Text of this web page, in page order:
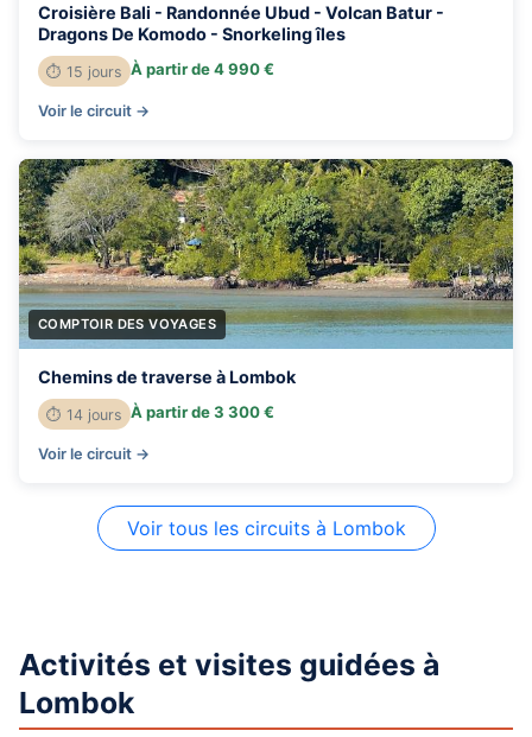
Croisière Bali - Randonnée Ubud - Volcan Batur -
Dragons De Komodo - Snorkeling îles
⏱ 15 jours À partir de 4 990 €
Voir le circuit →
COMPTOIR DES VOYAGES
Chemins de traverse à Lombok
⏱ 14 jours À partir de 3 300 €
Voir le circuit →
Voir tous les circuits à Lombok
Activités et visites guidées à
Lombok